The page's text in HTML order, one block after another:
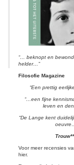
“… beknopt en
helder…”
Filosofie Magazine
“Een prettig
“…een fijne
leven en
“De Lange kent
Voor meer recensies
hier.